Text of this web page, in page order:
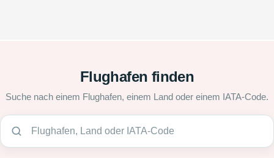
Flughafen finden
Suche nach einem Flughafen, einem Land oder einem IATA-Code.